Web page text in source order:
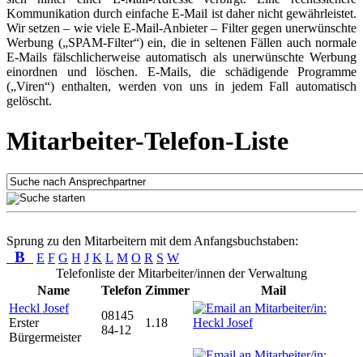
Kommunikation durch einfache E-Mail ist daher nicht gewährleistet.
Wir setzen – wie viele E-Mail-Anbieter – Filter gegen unerwünschte
Werbung („SPAM-Filter“) ein, die in seltenen Fällen auch normale
E-Mails fälschlicherweise automatisch als unerwünschte Werbung
einordnen und löschen. E-Mails, die schädigende Programme
(„Viren“) enthalten, werden von uns in jedem Fall automatisch
gelöscht.
Mitarbeiter-Telefon-Liste
Sprung zu den Mitarbeitern mit dem Anfangsbuchstaben:
B E F G H J K L M O R S W
Telefonliste der Mitarbeiter/innen der Verwaltung
Name
Telefon Zimmer
Mail
Heckl Josef
Erster
Bürgermeister
08145
84-12
1.18